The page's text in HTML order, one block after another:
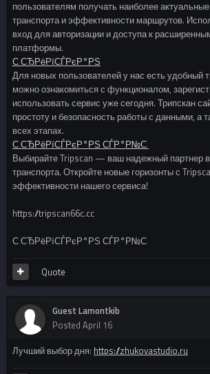
пользователям получать наиболее
транспорта и эффективности маршрутов.
вход для авторизации и доступа к
платформы.
С‚СЂРёРїСЃРєР°РЅ
Для новых пользователей у нас есть удобный
можно ознакомиться с функционалом,
использовать сервис уже сегодня. Трипскан
простоту и безопасность работы с данными, а
всех этапах.
С‚СЂРёРїСЃРєР°РЅ СЃР°Р№С‚
Выбирайте Tripscan — ваш надежный партнер
транспорта. Откройте новые горизонты с
эффективности нашего сервиса!
https://tripscan66c.cc
С‚СЂРёРїСЃРєР°РЅ СЃР°Р№С‚
Quote
Guest Lamontkib
Posted April 16
Лучший выбор дня: https://zhukovastudio.ru